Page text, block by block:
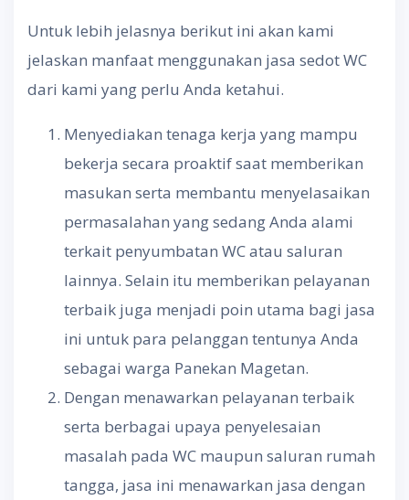
Untuk lebih jelasnya berikut ini akan kami
jelaskan manfaat menggunakan jasa sedot WC
dari kami yang perlu Anda ketahui.
Menyediakan tenaga kerja yang mampu
bekerja secara proaktif saat memberikan
masukan serta membantu menyelasaikan
permasalahan yang sedang Anda alami
terkait penyumbatan WC atau saluran
lainnya. Selain itu memberikan pelayanan
terbaik juga menjadi poin utama bagi jasa
ini untuk para pelanggan tentunya Anda
sebagai warga Panekan Magetan.
Dengan menawarkan pelayanan terbaik
serta berbagai upaya penyelesaian
masalah pada WC maupun saluran rumah
tangga, jasa ini menawarkan jasa dengan